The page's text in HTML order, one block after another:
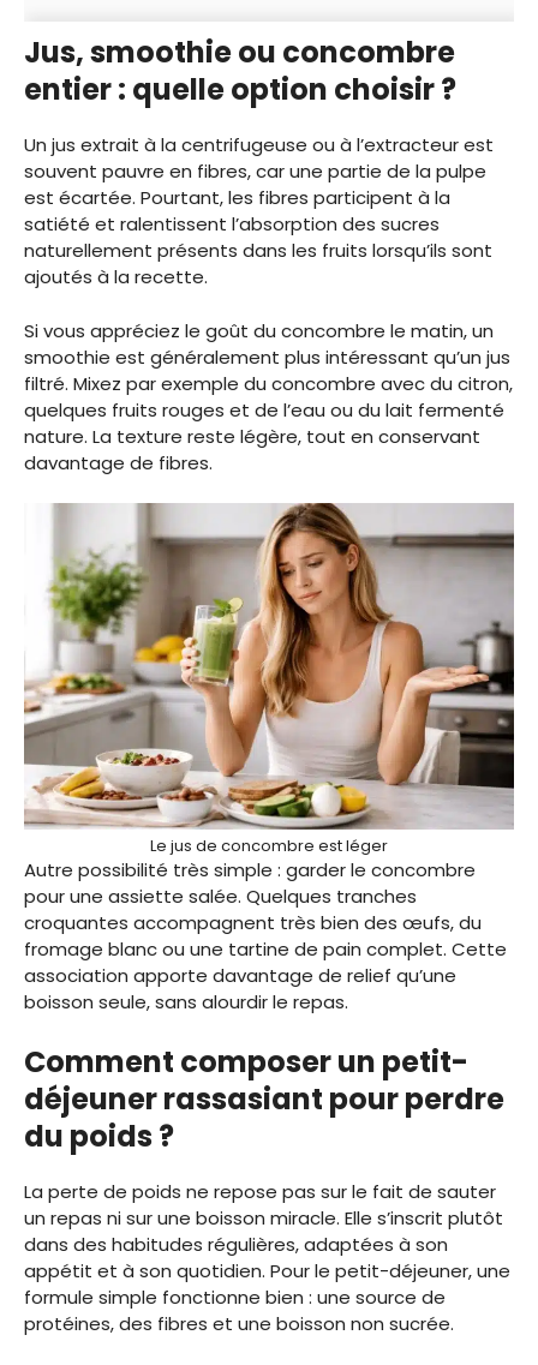
Jus, smoothie ou concombre
entier : quelle option choisir ?
Un jus extrait à la centrifugeuse ou à l’extracteur est
souvent pauvre en fibres, car une partie de la pulpe
est écartée. Pourtant, les fibres participent à la
satiété et ralentissent l’absorption des sucres
naturellement présents dans les fruits lorsqu’ils sont
ajoutés à la recette.
Si vous appréciez le goût du concombre le matin, un
smoothie est généralement plus intéressant qu’un jus
filtré. Mixez par exemple du concombre avec du citron,
quelques fruits rouges et de l’eau ou du lait fermenté
nature. La texture reste légère, tout en conservant
davantage de fibres.
Le jus de concombre est léger
Autre possibilité très simple : garder le concombre
pour une assiette salée. Quelques tranches
croquantes accompagnent très bien des œufs, du
fromage blanc ou une tartine de pain complet. Cette
association apporte davantage de relief qu’une
boisson seule, sans alourdir le repas.
Comment composer un petit-
déjeuner rassasiant pour perdre
du poids ?
La perte de poids ne repose pas sur le fait de sauter
un repas ni sur une boisson miracle. Elle s’inscrit plutôt
dans des habitudes régulières, adaptées à son
appétit et à son quotidien. Pour le petit-déjeuner, une
formule simple fonctionne bien : une source de
protéines, des fibres et une boisson non sucrée.